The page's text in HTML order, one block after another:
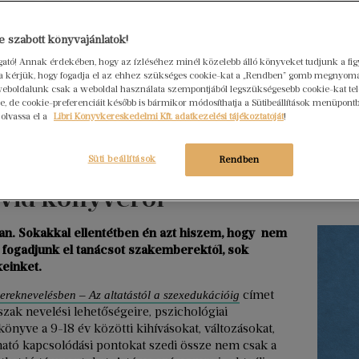
Eset” – Jakupcsek
könyvéről
Sokakkal ellentétben én azt hiszem, hogy nem
el tanácsot szakemberektől, sok
– Az altatástól a szexedukációig címet
nevelési lehetőségeire, pszichológiai
a 9-18 év közötti kihívásokat, változásokat,
kapcsolódási pontokat szedi össze nem csak a
Libri
2026.
Egy
nem
szabott könyvajánlatok!
Annak érdekében, hogy az ízléséhez minél közelebb álló könyveket tudjunk a
kérjük, hogy fogadja el az ehhez szükséges cookie-kat a „Rendben” gomb
csak a weboldal használata szempontjából legszükségesebb cookie-kat
de cookie-preferenciáit később is bármikor módosíthatja a Sütibeállítások
el a Libri Könyvkereskedelmi Kft. adatkezelési tájékoztatóját!
Rendben
Süti beállítások